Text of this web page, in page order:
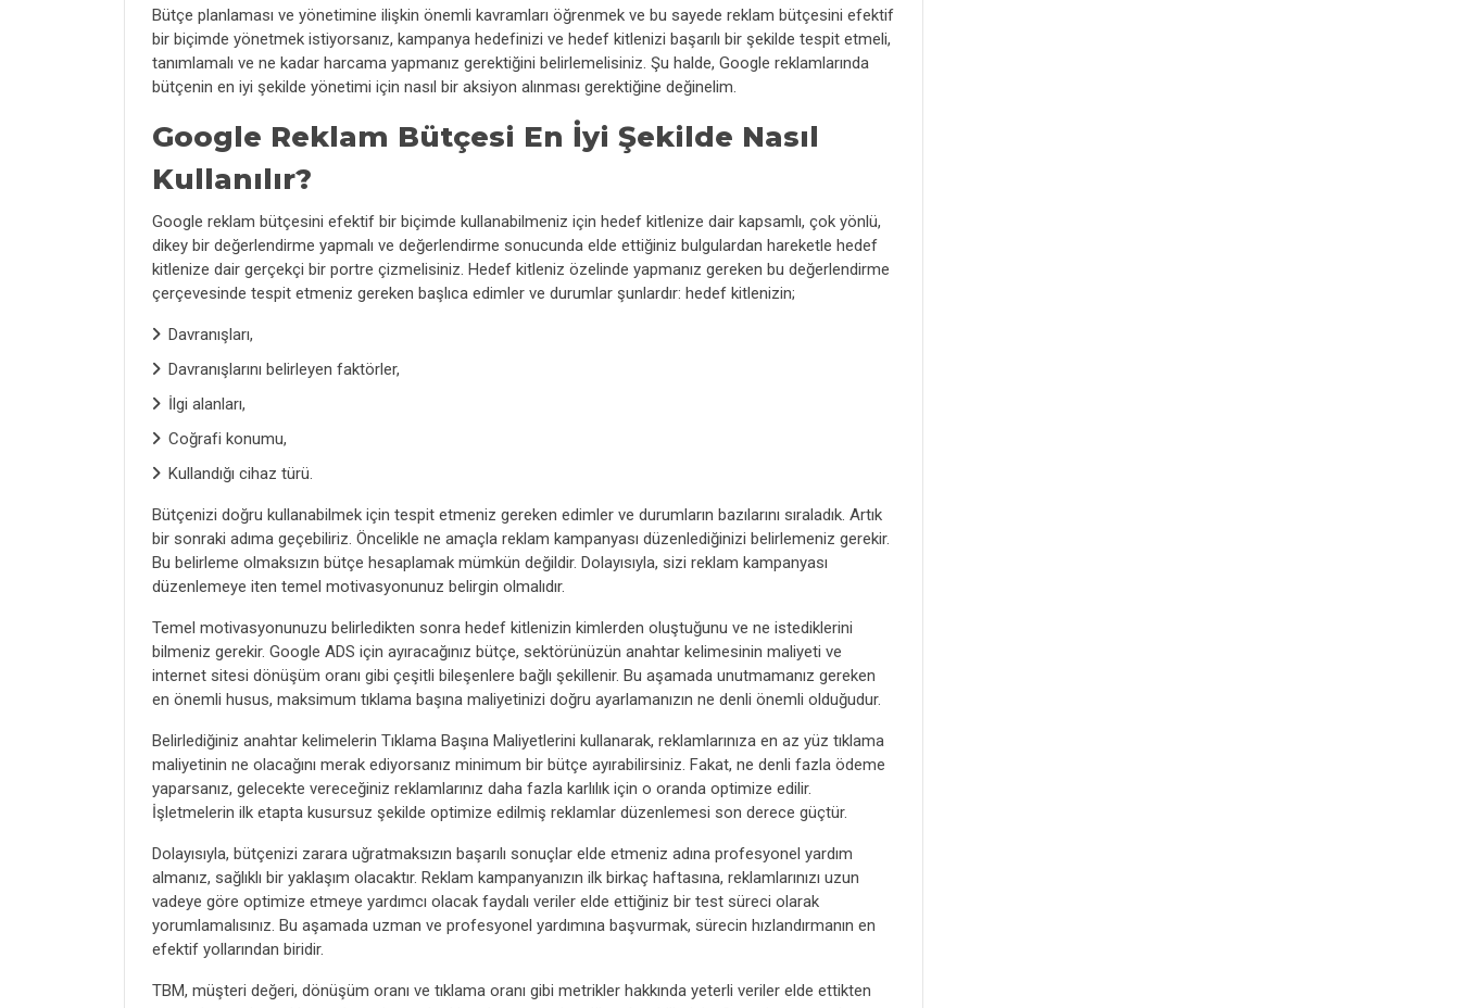
Bütçe planlaması ve yönetimine ilişkin önemli kavramları öğrenmek ve bu sayede reklam bütçesini efektif
bir biçimde yönetmek istiyorsanız, kampanya hedefinizi ve hedef kitlenizi başarılı bir şekilde tespit etmeli,
tanımlamalı ve ne kadar harcama yapmanız gerektiğini belirlemelisiniz. Şu halde, Google reklamlarında
bütçenin en iyi şekilde yönetimi için nasıl bir aksiyon alınması gerektiğine değinelim.
Google Reklam Bütçesi En İyi Şekilde Nasıl
Kullanılır?
Google reklam bütçesini efektif bir biçimde kullanabilmeniz için hedef kitlenize dair kapsamlı, çok yönlü,
dikey bir değerlendirme yapmalı ve değerlendirme sonucunda elde ettiğiniz bulgulardan hareketle hedef
kitlenize dair gerçekçi bir portre çizmelisiniz. Hedef kitleniz özelinde yapmanız gereken bu değerlendirme
çerçevesinde tespit etmeniz gereken başlıca edimler ve durumlar şunlardır: hedef kitlenizin;
Davranışları,
Davranışlarını belirleyen faktörler,
İlgi alanları,
Coğrafi konumu,
Kullandığı cihaz türü.
Bütçenizi doğru kullanabilmek için tespit etmeniz gereken edimler ve durumların bazılarını sıraladık. Artık
bir sonraki adıma geçebiliriz. Öncelikle ne amaçla reklam kampanyası düzenlediğinizi belirlemeniz gerekir.
Bu belirleme olmaksızın bütçe hesaplamak mümkün değildir. Dolayısıyla, sizi reklam kampanyası
düzenlemeye iten temel motivasyonunuz belirgin olmalıdır.
Temel motivasyonunuzu belirledikten sonra hedef kitlenizin kimlerden oluştuğunu ve ne istediklerini
bilmeniz gerekir. Google ADS için ayıracağınız bütçe, sektörünüzün anahtar kelimesinin maliyeti ve
internet sitesi dönüşüm oranı gibi çeşitli bileşenlere bağlı şekillenir. Bu aşamada unutmamanız gereken
en önemli husus, maksimum tıklama başına maliyetinizi doğru ayarlamanızın ne denli önemli olduğudur.
Belirlediğiniz anahtar kelimelerin Tıklama Başına Maliyetlerini kullanarak, reklamlarınıza en az yüz tıklama
maliyetinin ne olacağını merak ediyorsanız minimum bir bütçe ayırabilirsiniz. Fakat, ne denli fazla ödeme
yaparsanız, gelecekte vereceğiniz reklamlarınız daha fazla karlılık için o oranda optimize edilir.
İşletmelerin ilk etapta kusursuz şekilde optimize edilmiş reklamlar düzenlemesi son derece güçtür.
Dolayısıyla, bütçenizi zarara uğratmaksızın başarılı sonuçlar elde etmeniz adına profesyonel yardım
almanız, sağlıklı bir yaklaşım olacaktır. Reklam kampanyanızın ilk birkaç haftasına, reklamlarınızı uzun
vadeye göre optimize etmeye yardımcı olacak faydalı veriler elde ettiğiniz bir test süreci olarak
yorumlamalısınız. Bu aşamada uzman ve profesyonel yardımına başvurmak, sürecin hızlandırmanın en
efektif yollarından biridir.
TBM, müşteri değeri, dönüşüm oranı ve tıklama oranı gibi metrikler hakkında yeterli veriler elde ettikten